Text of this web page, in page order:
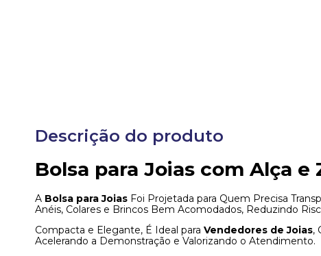
Descrição do produto
Bolsa para Joias com Alça
A Bolsa para Joias Foi Projetada para Quem Precisa
Anéis, Colares e Brincos Bem Acomodados, Reduzindo
Compacta e Elegante, É Ideal para Vendedores de Joias,
Acelerando a Demonstração e Valorizando o Atendimento.